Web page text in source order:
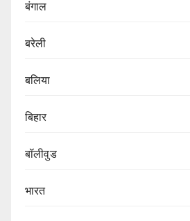
बंगाल
बरेली
बलिया
बिहार
बॉलीवुड
भारत